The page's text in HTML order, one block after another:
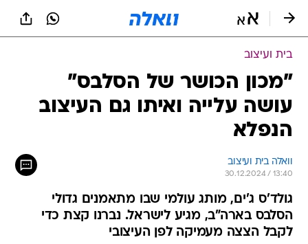
בית ועיצוב
"מכון הכושר של הסלבס"
עושה עלייה ואיתו גם העיצוב
הנפלא
וואלה בית ועיצוב
30.12.2024 / 13:40
גולד'ס ג'ים, מותג עולמי שבו מתאמנים גדולי
הסלבס בארה"ב, מגיע לישראל. נברנו קצת כדי
לקבל הצצה מעמיקה לפן העיצובי